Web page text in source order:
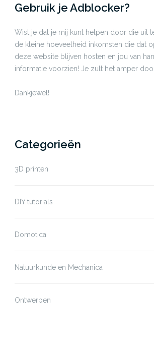
Gebruik je Adblocker?
Wist je dat je mij kunt helpen door die uit
de kleine hoeveelheid inkomsten die dat
deze website blijven hosten en jou van
informatie voorzien! Je zult het amper
Dankjewel!
Categorieën
3D printen
DIY tutorials
Domotica
Natuurkunde en Mechanica
Ontwerpen